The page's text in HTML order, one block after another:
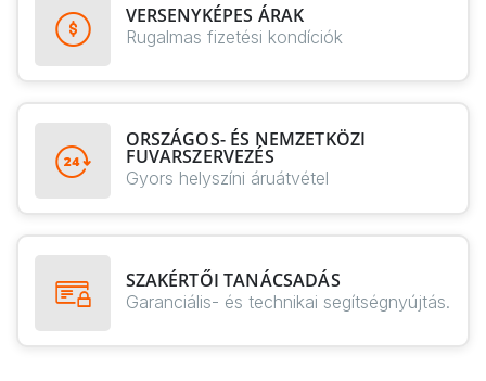
VERSENYKÉPES ÁRAK
Rugalmas fizetési kondíciók
ORSZÁGOS- ÉS NEMZETKÖZI
FUVARSZERVEZÉS
Gyors helyszíni áruátvétel
SZAKÉRTŐI TANÁCSADÁS
Garanciális- és technikai segítségnyújtás.